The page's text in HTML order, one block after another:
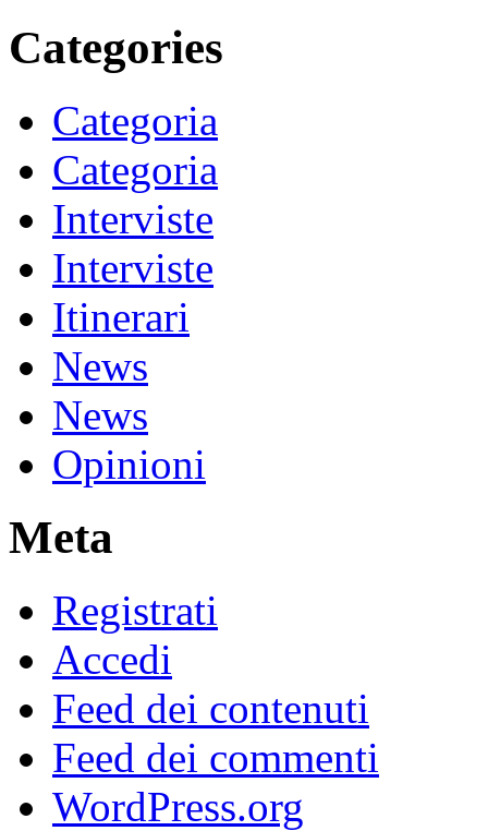
Categories
Categoria
Categoria
Interviste
Interviste
Itinerari
News
News
Opinioni
Meta
Registrati
Accedi
Feed dei contenuti
Feed dei commenti
WordPress.org